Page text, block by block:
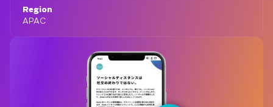
Region
APAC